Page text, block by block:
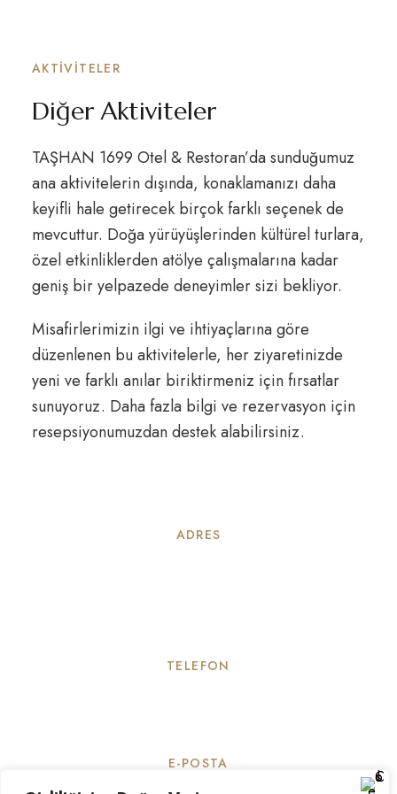
AKTIVITELER
Diğer Aktiviteler
TAŞHAN 1699 Otel & Restoran’da sunduğumuz
ana aktivitelerin dışında, konaklamanızı daha
keyifli hale getirecek birçok farklı seçenek de
mevcuttur. Doğa yürüyüşlerinden kültürel turlara,
özel etkinliklerden atölye çalışmalarına kadar
geniş bir yelpazede deneyimler sizi bekliyor.
Misafirlerimizin ilgi ve ihtiyaçlarına göre
düzenlenen bu aktivitelerle, her ziyaretinizde
yeni ve farklı anılar biriktirmeniz için fırsatlar
sunuyoruz. Daha fazla bilgi ve rezervasyon için
resepsiyonumuzdan destek alabilirsiniz.
ADRES
TELEFON
E-POSTA